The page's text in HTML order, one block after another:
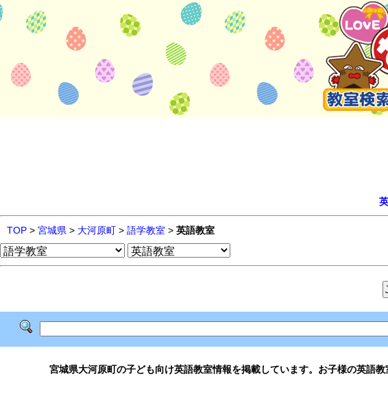
TOP > 宮城県 > 大河原町 > 語学教室 > 英語教室
宮城県大河原町の子ども向け英語教室情報を掲載しています。お子様の英語教